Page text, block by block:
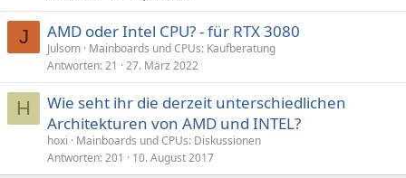
J AMD oder Intel CPU? - für RTX 3080
Julsom Mainboards und CPUs: Kaufberatung
Antworten 21 27. März 2022
H
Wie seht ihr die derzeit unterschiedlichen
Architekturen von AMD und INTEL?
hoxi
Mainboards und CPUs: Diskussionen
Antworten 201 10. August 2017